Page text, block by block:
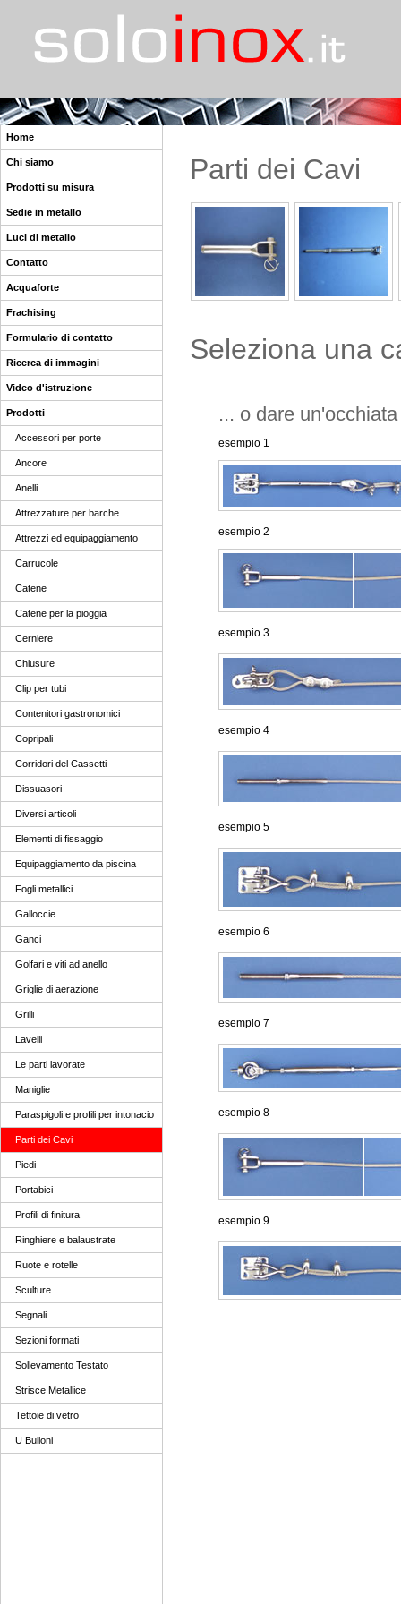
Home
Chi siamo
Prodotti su misura
Sedie in metallo
Luci di metallo
Contatto
Acquaforte
Frachising
Formulario di contatto
Ricerca di immagini
Video d'istruzione
Prodotti
Accessori per porte
Ancore
Anelli
Attrezzature per barche
Attrezzi ed equipaggiamento
Carrucole
Catene
Catene per la pioggia
Cerniere
Chiusure
Clip per tubi
Contenitori gastronomici
Copripali
Corridori del Cassetti
Dissuasori
Diversi articoli
Elementi di fissaggio
Equipaggiamento da piscina
Fogli metallici
Galloccie
Ganci
Golfari e viti ad anello
Griglie di aerazione
Grilli
Lavelli
Le parti lavorate
Maniglie
Paraspigoli e profili per intonacio
Parti dei Cavi
Piedi
Portabici
Profili di finitura
Ringhiere e balaustrate
Ruote e rotelle
Sculture
Segnali
Sezioni formati
Sollevamento Testato
Strisce Metallice
Tettoie di vetro
U Bulloni
Parti dei Cavi
Seleziona una
... o dare
esempio 1
esempio 2
esempio 3
esempio 4
esempio 5
esempio 6
esempio 7
esempio 8
esempio 9